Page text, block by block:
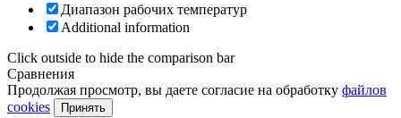
Диапазон рабочих температур
Additional information
Click outside to hide the comparison bar
Сравнения
Продолжая просмотр, вы даете согласие на обработку файлов
cookies
Принять